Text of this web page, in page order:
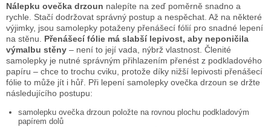
Nálepku ovečka drzoun nalepíte na zeď poměrně snadno a
rychle. Stačí dodržovat správný postup a nespěchat. Až na některé
výjimky, jsou samolepky potaženy přenášecí fólií pro snadné lepení
na stěnu. Přenášecí fólie má slabší lepivost, aby neponičila
výmalbu stěny – není to její vada, nýbrž vlastnost. Členité
samolepky je nutné správným přihlazením přenést z podkladového
papíru – chce to trochu cviku, protože díky nižší lepivosti přenášecí
fólie to může jít i hůř. Při lepení samolepky ovečka drzoun se držte
následujícího postupu:
samolepku ovečka drzoun položte na rovnou plochu podkladovým
papírem dolů